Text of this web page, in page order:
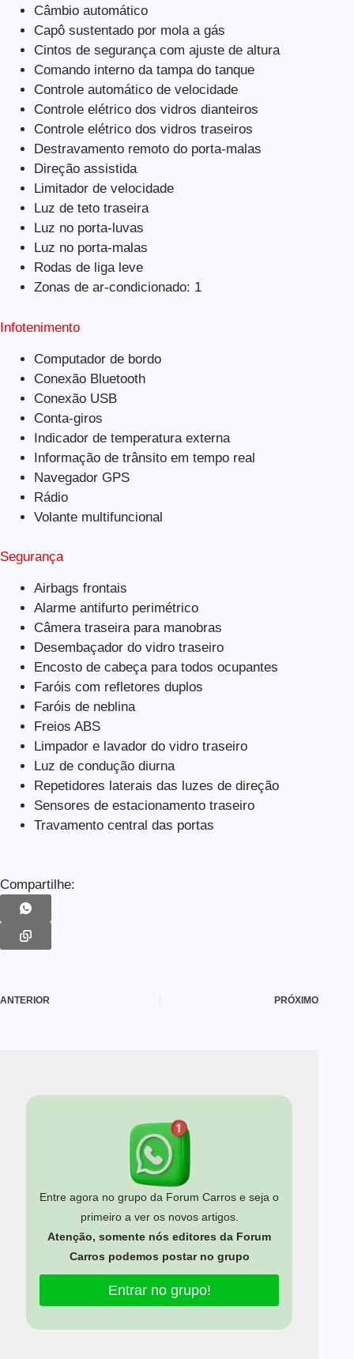
Câmbio automático
Capô sustentado por mola a gás
Cintos de segurança com ajuste de altura
Comando interno da tampa do tanque
Controle automático de velocidade
Controle elétrico dos vidros dianteiros
Controle elétrico dos vidros traseiros
Destravamento remoto do porta-malas
Direção assistida
Limitador de velocidade
Luz de teto traseira
Luz no porta-luvas
Luz no porta-malas
Rodas de liga leve
Zonas de ar-condicionado: 1
Infotenimento
Computador de bordo
Conexão Bluetooth
Conexão USB
Conta-giros
Indicador de temperatura externa
Informação de trânsito em tempo real
Navegador GPS
Rádio
Volante multifuncional
Segurança
Airbags frontais
Alarme antifurto perimétrico
Câmera traseira para manobras
Desembaçador do vidro traseiro
Encosto de cabeça para todos ocupantes
Faróis com refletores duplos
Faróis de neblina
Freios ABS
Limpador e lavador do vidro traseiro
Luz de condução diurna
Repetidores laterais das luzes de direção
Sensores de estacionamento traseiro
Travamento central das portas
Compartilhe:
ANTERIOR PRÓXIMO
Entre agora no grupo da Forum Carros e seja o
primeiro a ver os novos artigos.
Atenção, somente nós editores da Forum
Carros podemos postar no grupo
Entrar no grupo!